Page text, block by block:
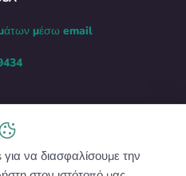
μέσω email
να διασφαλίσουμε την